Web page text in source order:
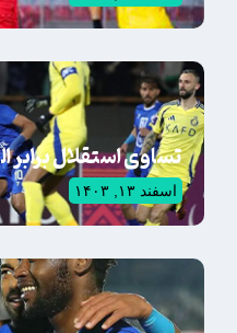
تساوی استقلال برابر
اسفند ۱۳, ۱۴۰۳